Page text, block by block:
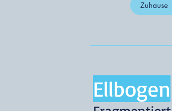
Zuhause
Ellbogen